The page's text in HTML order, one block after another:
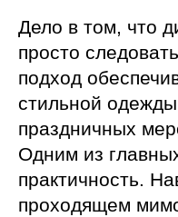
Дело в том, что
просто
подход
стильной
праздничных
Одним из
практичность.
проходящем